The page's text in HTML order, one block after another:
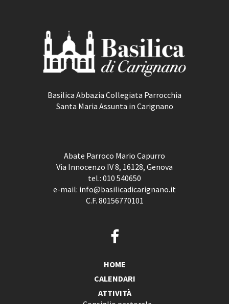
Basilica Abbazia Collegiata Parrocchia
Santa Maria Assunta in Carignano
Abate Parroco Mario Capurro
Via Innocenzo IV 8, 16128, Genova
tel.: 010 540650
e-mail: info@basilicadicarignano.it
C.F. 80156770101
HOME
CALENDARI
ATTIVITÀ